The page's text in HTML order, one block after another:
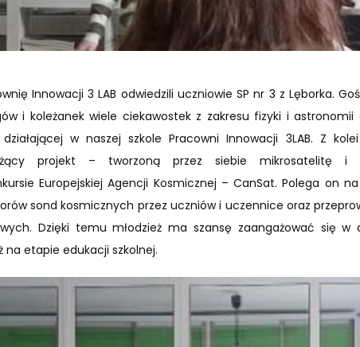
Innowacji 3 LAB odwiedzili uczniowie SP nr 3 z Lęborka.
i koleżanek wiele ciekawostek z zakresu fizyki i astronomii
w naszej szkole Pracowni Innowacji 3LAB. Z kolei
projekt – tworzoną przez siebie mikrosatelitę i
Europejskiej Agencji Kosmicznej – CanSat. Polega on
sond kosmicznych przez uczniów i uczennice oraz
Dzięki temu młodzież ma szansę zaangażować się w
na etapie edukacji szkolnej.